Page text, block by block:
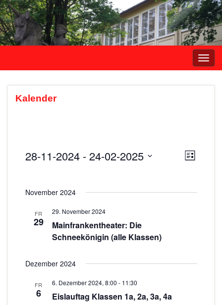
Kalender
A
s
V
a
l
L
e
28-11-2024 - 24-02-2025
t
l
November 2024
FR
29
29. November 2024
Mainfrankentheater: Die
Schneekönigin (alle Klassen)
Dezember 2024
FR
6
6. Dezember 2024, 8:00 - 11:30
Eislauftag Klassen 1a, 2a, 3a, 4a